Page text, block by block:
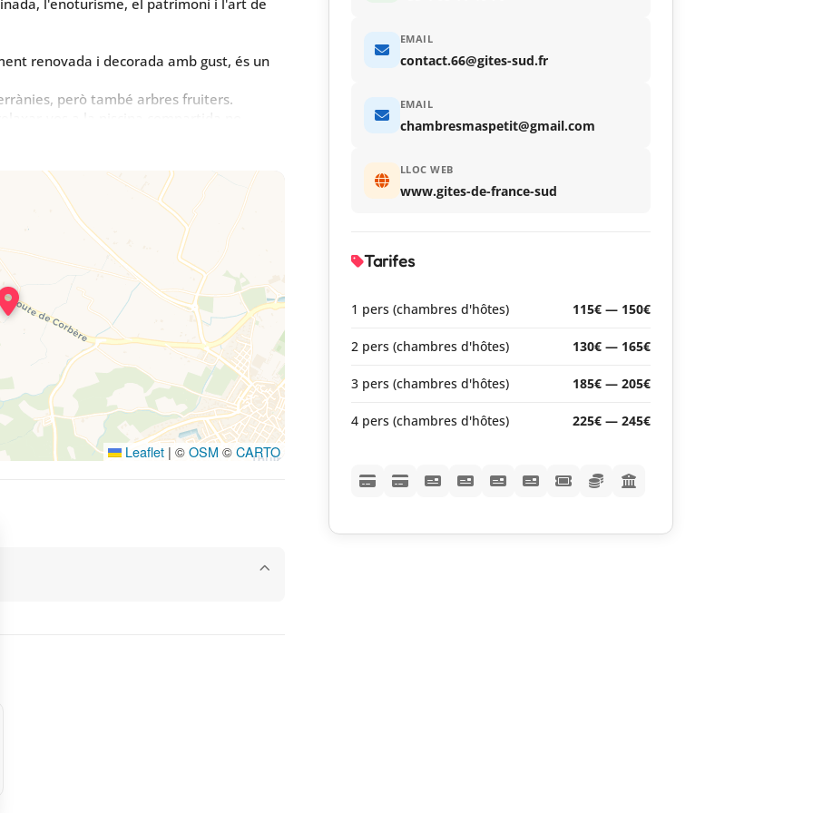
l'enoturisme, el patrimoni i l'art de
renovada i decorada amb gust, és un
però també arbres fruiters.
vos a la piscina compartida no
accessible de 10h a 19h, d'inicis
el soroll de l'aigua, que us acariciarà
uns deliciosos petits-deunys.
Leaflet | ©OSM ©CARTO
EMAIL
contact.66@gites-sud.fr
EMAIL
chambresmaspetit@gmail.com
LLOC WEB
www.gites-de-france-sud
Tarifes
1 pers (chambres d'hôtes) 115€ — 150€
2 pers (chambres d'hôtes) 130€ — 165€
3 pers (chambres d'hôtes) 185€ — 205€
4 pers (chambres d'hôtes) 225€ — 245€